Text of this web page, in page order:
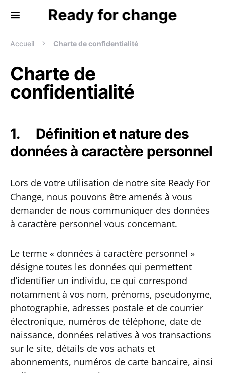
Ready for change
Recherche de:
Accueil Charte de confidentialité
Charte de
confidentialité
1. Définition et nature des
données à caractère personnel
Lors de votre utilisation de notre site Ready For
Change, nous pouvons être amenés à vous
demander de nous communiquer des données
à caractère personnel vous concernant.
Le terme « données à caractère personnel »
désigne toutes les données qui permettent
d’identifier un individu, ce qui correspond
notamment à vos nom, prénoms, pseudonyme,
photographie, adresses postale et de courrier
électronique, numéros de téléphone, date de
naissance, données relatives à vos transactions
sur le site, détails de vos achats et
abonnements, numéros de carte bancaire, ainsi